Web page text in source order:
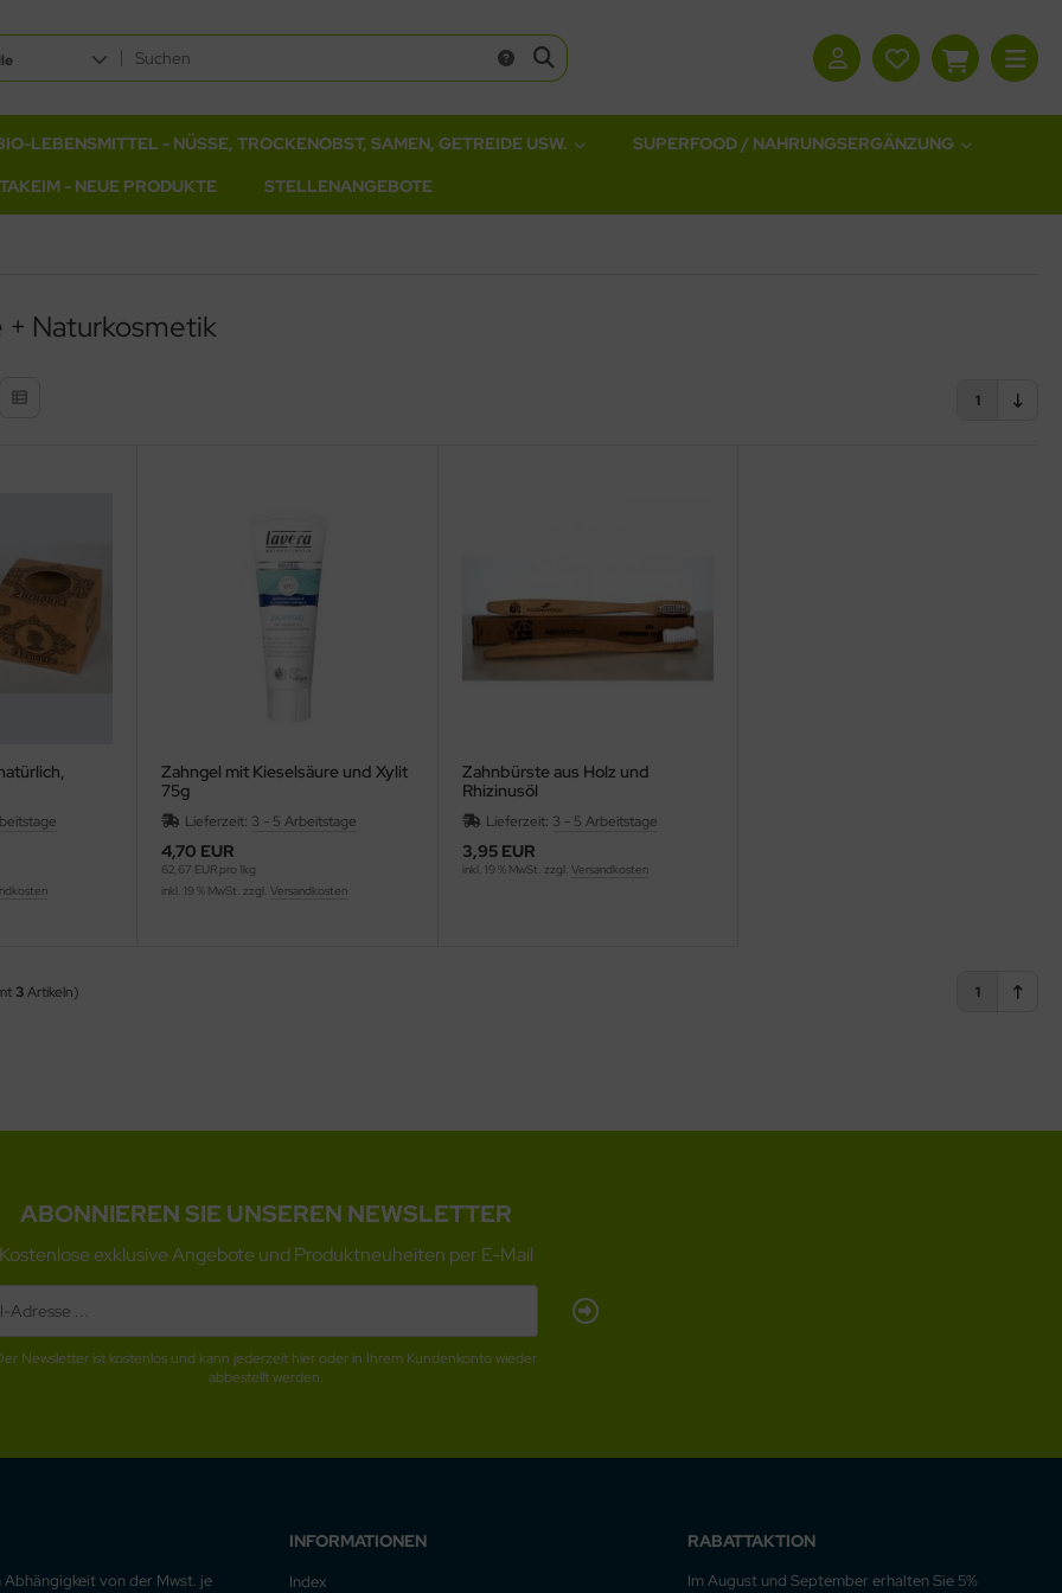
LEBENSMITTEL - NÜSSE, TROCKENOBST, SAMEN, GETREIDE USW.
SUPERFOOD / NAHRUNGSERGÄNZUNG
- NEUE PRODUKTE STELLENANGEBOTE
Naturkosmetik
1
Zahngel mit Kieselsäure und Xylit
75g
Lieferzeit: 3 - 5 Arbeitstage
4,70 EUR
62,67 EUR pro 1kg
inkl. 19 % MwSt. zzgl.Versandkosten
Zahnbürste aus Holz und
Rhizinusöl
Lieferzeit: 3 - 5 Arbeitstage
3,95 EUR
inkl. 19 % MwSt. zzgl. Versandkosten
3Artikeln) 1
ABONNIEREN SIE UNSEREN NEWSLETTER
Kostenlose exklusive Angebote und Produktneuheiten per E-Mail
Newsletter ist kostenlos und kann jederzeit hier oder in Ihrem Kundenkonto wieder
abbestellt werden.
Abhängigkeit von der Mwst. je
INFORMATIONEN
Index
RABATTAKTION
Im August und September erhalten Sie 5%